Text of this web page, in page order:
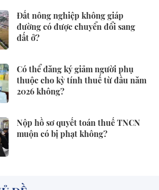
Đất nông nghiệp không giáp
đường có được chuyển đổi sang
đất ở?
Có thể đăng ký giảm người phụ
thuộc cho kỳ tính thuế từ đầu năm
2026 không?
Nộp hồ sơ quyết toán thuế TNCN
muộn có bị phạt không?